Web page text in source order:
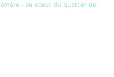
- au coeur du quartier de